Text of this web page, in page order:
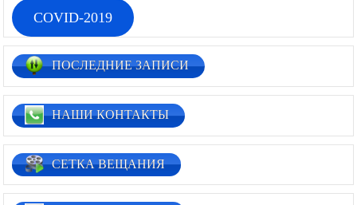
COVID-2019
ПОСЛЕДНИЕ ЗАПИСИ
НАШИ КОНТАКТЫ
СЕТКА ВЕЩАНИЯ